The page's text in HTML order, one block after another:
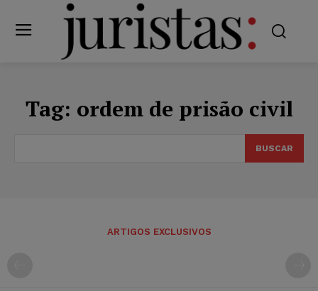
Tag: ordem de prisão civil
BUSCAR
ARTIGOS EXCLUSIVOS